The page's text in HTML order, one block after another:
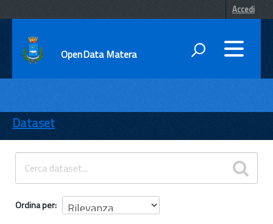
Accedi
OpenData Matera
ENTI
TEMI
INFORMAZIONI
Dataset
Ordina per